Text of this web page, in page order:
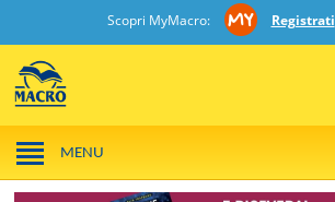
Scopri MyMacro: Registrati
MENU